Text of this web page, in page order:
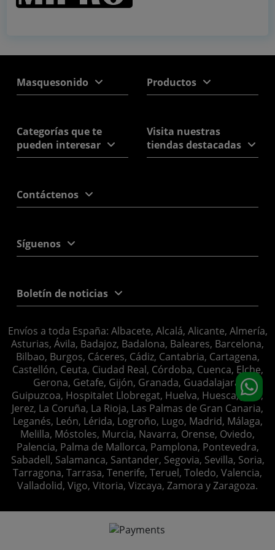
Masquesonido Productos
Categorías que te
pueden interesar
Visita nuestras
tiendas destacadas
Contáctenos
Síguenos
Boletín de noticias
Envíos a toda España: Albacete, Alcalá, Alicante, Almería,
Asturias, Ávila, Badajoz, Badalona, Baleares, Barcelona,
Bilbao, Burgos, Cáceres, Cádiz, Cantabria, Cartagena,
Castellón, Ceuta, Ciudad Real, Córdoba, Cuenca, Elche,
Gerona, Getafe, Gijón, Granada, Guadalajara,
Guipuzcoa, Hospitalet Llobregat, Huelva, Huesca, Jaén,
Jerez, La Coruña, La Rioja, Las Palmas de Gran Canaria,
Leganés, León, Lérida, Logroño, Lugo, Madrid, Málaga,
Melilla, Móstoles, Murcia, Navarra, Orense, Oviedo,
Palencia, Palma de Mallorca, Pamplona, Pontevedra,
Sabadell, Salamanca, Santander, Segovia, Sevilla, Soria,
Tarragona, Tarrasa, Tenerife, Teruel, Toledo, Valencia,
Valladolid, Vigo, Vitoria, Vizcaya, Zamora y Zaragoza.